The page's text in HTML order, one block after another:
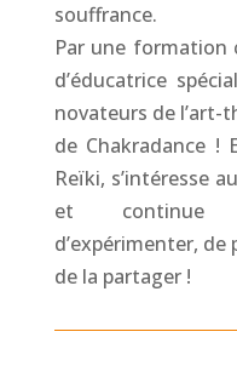
souffrance.
Par une formation
d’éducatrice
novateurs de l’art-
de Chakradance !
Reïki, s’intéresse
et continue
d’expérimenter, de
de la partager !